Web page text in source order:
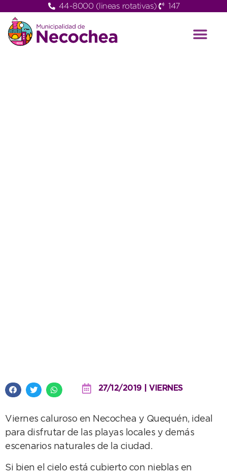
44-8000 (lineas rotativas) 147
27/12/2019 | VIERNES
Viernes caluroso en Necochea y Quequén, ideal
para disfrutar de las playas locales y demás
escenarios naturales de la ciudad.
Si bien el cielo está cubierto con nieblas en